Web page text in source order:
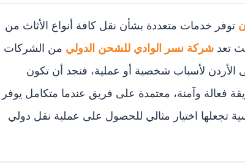
توفر خدمات متعددة بشأن نقل كافة أنواع الأثاث من
تعد شركة نسر الوادي للشحن الدولي من الشركات
الأردن لأسباب شخصية أو عملية، فنجد أن تكون
فعالة وآمنة، معتمدة على فريق عندما متكامل يوفر
تجعلها اختيار مثالي للحصول على عملية نقل دولي